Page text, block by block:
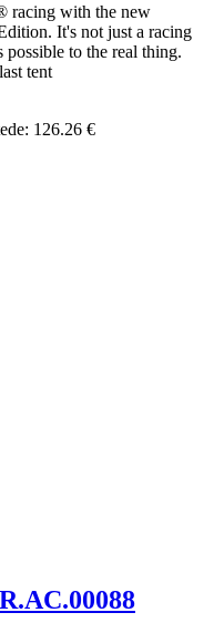
racing with the new
It's not just a racing
possible to the real thing.
tent
126.26 €